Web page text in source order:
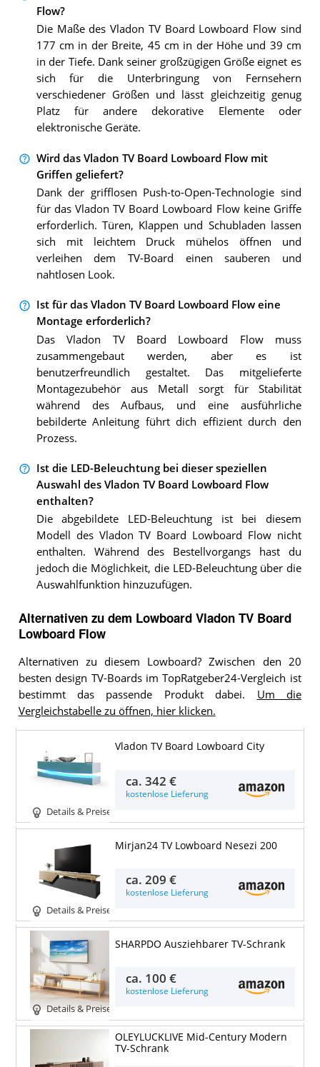
Flow?
Die Maße des Vladon TV Board Lowboard Flow sind
177 cm in der Breite, 45 cm in der Höhe und 39 cm
in der Tiefe. Dank seiner großzügigen Größe eignet es
sich für die Unterbringung von Fernsehern
verschiedener Größen und lässt gleichzeitig genug
Platz für andere dekorative Elemente oder
elektronische Geräte.
Wird das Vladon TV Board Lowboard Flow mit
Griffen geliefert?
Dank der grifflosen Push-to-Open-Technologie sind
für das Vladon TV Board Lowboard Flow keine Griffe
erforderlich. Türen, Klappen und Schubladen lassen
sich mit leichtem Druck mühelos öffnen und
verleihen dem TV-Board einen sauberen und
nahtlosen Look.
Ist für das Vladon TV Board Lowboard Flow eine
Montage erforderlich?
Das Vladon TV Board Lowboard Flow muss
zusammengebaut werden, aber es ist
benutzerfreundlich gestaltet. Das mitgelieferte
Montagezubehör aus Metall sorgt für Stabilität
während des Aufbaus, und eine ausführliche
bebilderte Anleitung führt dich effizient durch den
Prozess.
Ist die LED-Beleuchtung bei dieser speziellen
Auswahl des Vladon TV Board Lowboard Flow
enthalten?
Die abgebildete LED-Beleuchtung ist bei diesem
Modell des Vladon TV Board Lowboard Flow nicht
enthalten. Während des Bestellvorgangs hast du
jedoch die Möglichkeit, die LED-Beleuchtung über die
Auswahlfunktion hinzuzufügen.
Alternativen zu dem Lowboard Vladon TV Board
Lowboard Flow
Alternativen zu diesem Lowboard? Zwischen den 20
besten design TV-Boards im TopRatgeber24-Vergleich ist
bestimmt das passende Produkt dabei. Um die
Vergleichstabelle zu öffnen, hier klicken.
Details & Preise
Vladon TV Board Lowboard City
ca.342 €
kostenlose Lieferung
Details & Preise
Mirjan24 TV Lowboard Nesezi 200
ca.209 €
kostenlose Lieferung
Details & Preise
SHARPDO Ausziehbarer TV-Schrank
ca. 100 €
kostenlose Lieferung
OLEYLUCKLIVE Mid-Century Modern
TV-Schrank